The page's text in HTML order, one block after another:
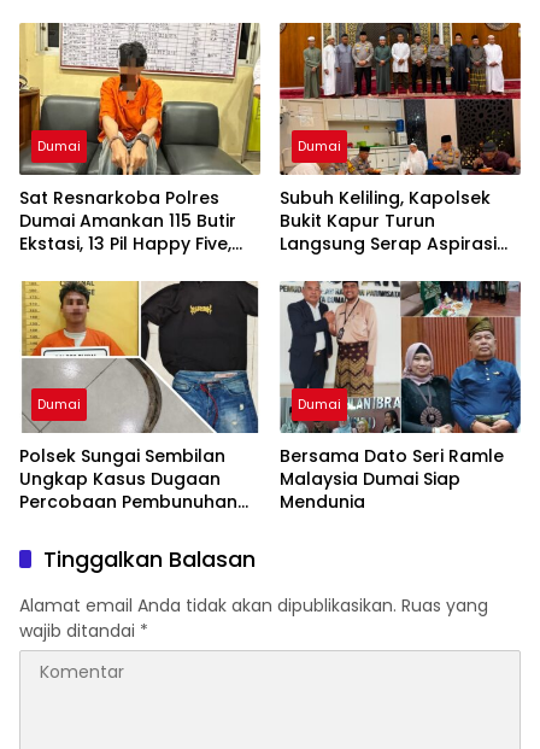
Nyata untuk Rakyat
Kepedulian Sosial
Dumai
Sat Resnarkoba Polres
Dumai Amankan 115 Butir
Ekstasi, 13 Pil Happy Five,
dari Seorang Pria
Dumai
Subuh Keliling, Kapolsek
Bukit Kapur Turun
Langsung Serap Aspirasi
Dumai
Polsek Sungai Sembilan
Ungkap Kasus Dugaan
Percobaan Pembunuhan
Berhasil Diamankan
Dumai
Bersama Dato Seri Ramle
Malaysia Dumai Siap
Mendunia
Tinggalkan Balasan
Alamat email Anda tidak akan dipublikasikan. Ruas yang
wajib ditandai *